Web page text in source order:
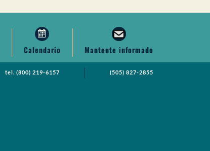
Calendario Mantente informado
tel. (800) 219-6157 (505) 827-2855